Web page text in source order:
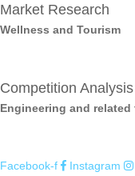
Market Research
Wellness and Tourism
Competition Analysis
Engineering and
Facebook-f Instagram